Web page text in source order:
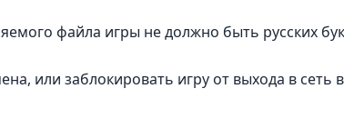
файла игры не должно быть русских
или заблокировать игру от выхода в сеть в